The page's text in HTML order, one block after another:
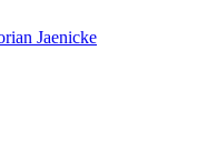
Jaenicke